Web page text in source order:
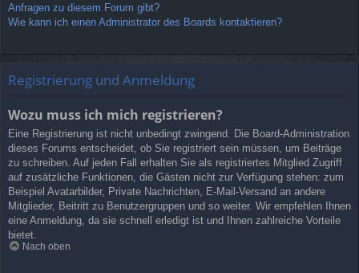
Anfragen zu diesem Forum gibt?
Wie kann ich einen Administrator des Boards kontaktieren?
Registrierung und Anmeldung
Wozu muss ich mich registrieren?
Eine Registrierung ist nicht unbedingt zwingend. Die Board-Administration
dieses Forums entscheidet, ob Sie registriert sein müssen, um Beiträge
zu schreiben. Auf jeden Fall erhalten Sie als registriertes Mitglied Zugriff
auf zusätzliche Funktionen, die Gästen nicht zur Verfügung stehen: zum
Beispiel Avatarbilder, Private Nachrichten, E-Mail-Versand an andere
Mitglieder, Beitritt zu Benutzergruppen und so weiter. Wir empfehlen Ihnen
eine Anmeldung, da sie schnell erledigt ist und Ihnen zahlreiche Vorteile
bietet.
Nach oben